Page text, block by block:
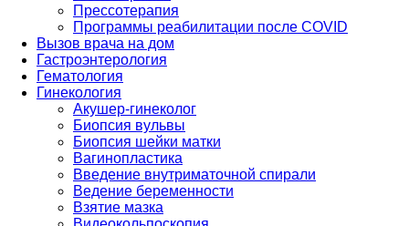
Прессотерапия
Программы реабилитации после СOVID
Вызов врача на дом
Гастроэнтерология
Гематология
Гинекология
Акушер-гинеколог
Биопсия вульвы
Биопсия шейки матки
Вагинопластика
Введение внутриматочной спирали
Ведение беременности
Взятие мазка